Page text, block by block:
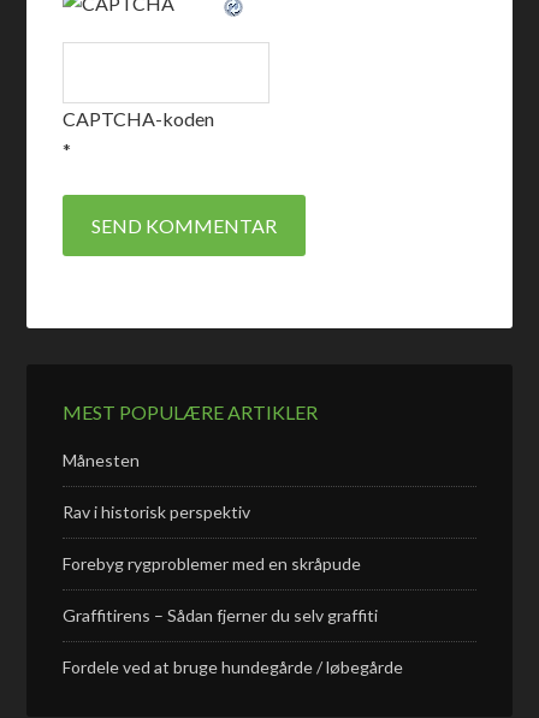
CAPTCHA-koden
*
MEST POPULÆRE ARTIKLER
Månesten
Rav i historisk perspektiv
Forebyg rygproblemer med en skråpude
Graffitirens – Sådan fjerner du selv graffiti
Fordele ved at bruge hundegårde / løbegårde